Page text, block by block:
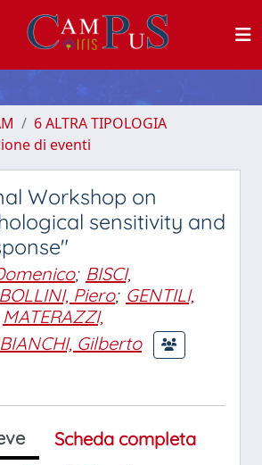
6 ALTRA TIPOLOGIA
di eventi
Workshop on
sensitivity and
; BISCI,
Piero; GENTILI,
MATERAZZI,
Gilberto
Scheda completa